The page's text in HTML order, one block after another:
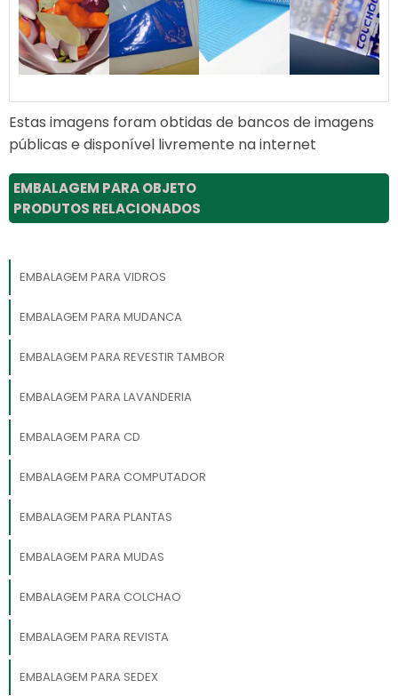
Estas imagens foram obtidas de bancos de imagens
públicas e disponível livremente na internet
EMBALAGEM PARA OBJETO
PRODUTOS RELACIONADOS
EMBALAGEM PARA VIDROS
EMBALAGEM PARA MUDANCA
EMBALAGEM PARA REVESTIR TAMBOR
EMBALAGEM PARA LAVANDERIA
EMBALAGEM PARA CD
EMBALAGEM PARA COMPUTADOR
EMBALAGEM PARA PLANTAS
EMBALAGEM PARA MUDAS
EMBALAGEM PARA COLCHAO
EMBALAGEM PARA REVISTA
EMBALAGEM PARA SEDEX